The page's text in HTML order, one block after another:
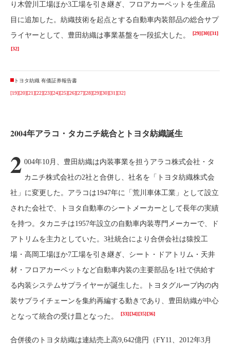
り木曽川工場ほか3工場を引き継ぎ、フロアカーペットを生産品
目に追加した。紡織技術を起点とする自動車内装部品の総合サプ
ライヤーとして、豊田紡織は事業基盤を一段拡大した。
[29][30][31]
[32]
トヨタ紡織 有価証券報告書
[19][20][21][22][23][24][25][26][27][28][29][30][31][32]
2004年アラコ・タカニチ統合とトヨタ紡織誕生
2 004年10月、豊田紡織は内装事業を担うアラコ株式会社・タ
カニチ株式会社の2社と合併し、社名を「トヨタ紡織株式会
社」に変更した。アラコは1947年に「荒川車体工業」として設立
された会社で、トヨタ自動車のシートメーカーとして長年の実績
を持つ。タカニチは1957年設立の自動車内装専門メーカーで、ド
アトリムを主力としていた。3社統合により合併会社は猿投工
場・高岡工場ほか7工場を引き継ぎ、シート・ドアトリム・天井
材・フロアカーペットなど自動車内装の主要部品を1社で供給す
る内装システムサプライヤーが誕生した。トヨタグループ内の内
装サプライチェーンを集約再編する動きであり、豊田紡織が中心
となって統合の受け皿となった。
[33][34][35][36]
合併後のトヨタ紡織は連結売上高9,642億円（FY11、2012年3月